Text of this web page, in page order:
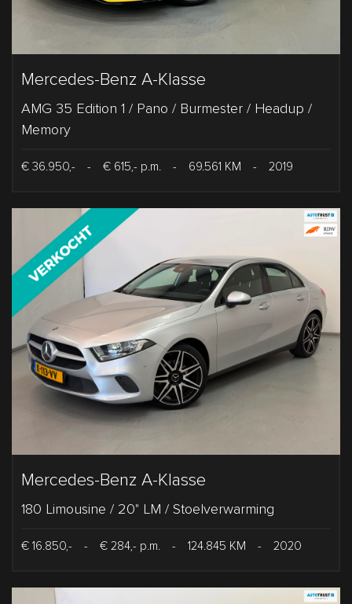
Mercedes-Benz A-Klasse
AMG 35 Edition 1 / Pano / Burmester / Headup /
Memory
€ 36.950,- - € 615,- p.m. - 69.561 KM - 2019
Mercedes-Benz A-Klasse
180 Limousine / 20" LM / Stoelverwarming
€ 16.850,- - € 284,- p.m. - 124.845 KM - 2020